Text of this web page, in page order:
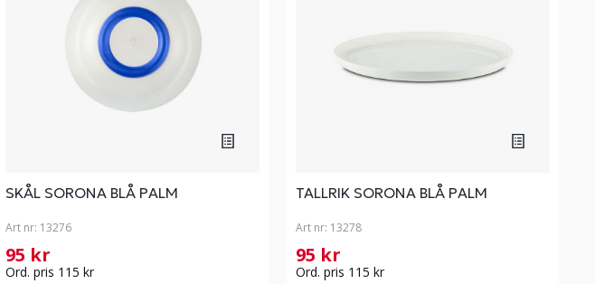
SKÅL SORONA BLÅ PALM
Art nr: 13276
95 kr
Ord. pris 115 kr
TALLRIK SORONA BLÅ PALM
Art nr: 13278
95 kr
Ord. pris 115 kr